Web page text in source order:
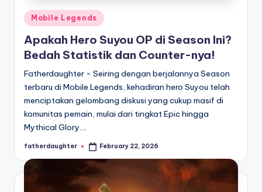
Posted
in
Mobile Legends
Apakah Hero Suyou OP di Season Ini?
Bedah Statistik dan Counter-nya!
Fatherdaughter - Seiring dengan berjalannya Season
terbaru di Mobile Legends, kehadiran hero Suyou telah
menciptakan gelombang diskusi yang cukup masif di
komunitas pemain, mulai dari tingkat Epic hingga
Mythical Glory.…
Posted
fatherdaughter February 22, 2026